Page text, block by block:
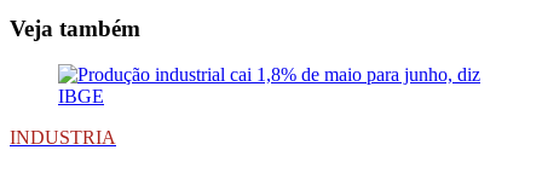
Veja também
INDUSTRIA